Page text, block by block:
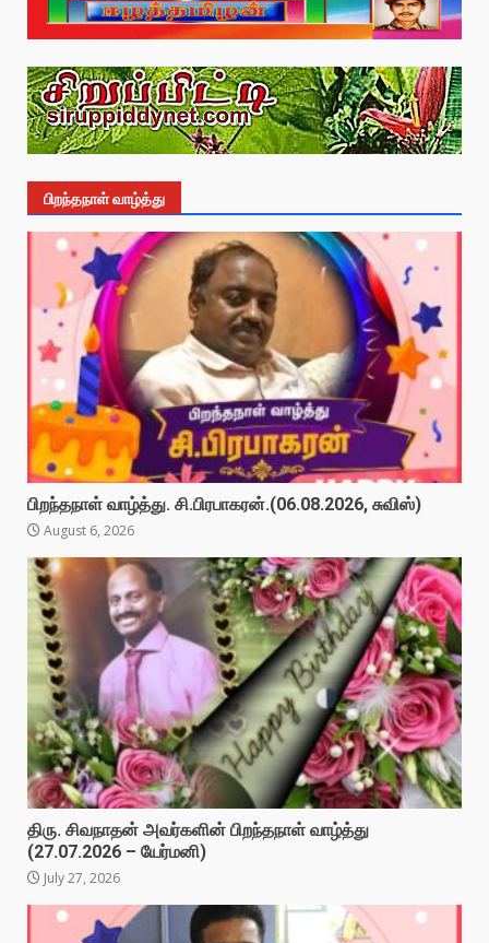
பிறந்தநாள் வாழ்த்து
பிறந்தநாள் வாழ்த்து. சி.பிரபாகரன்.(06.08.2026, சுவிஸ்)
August 6, 2026
திரு. சிவநாதன் அவர்களின் பிறந்தநாள் வாழ்த்து
(27.07.2026 – யேர்மனி)
July 27, 2026